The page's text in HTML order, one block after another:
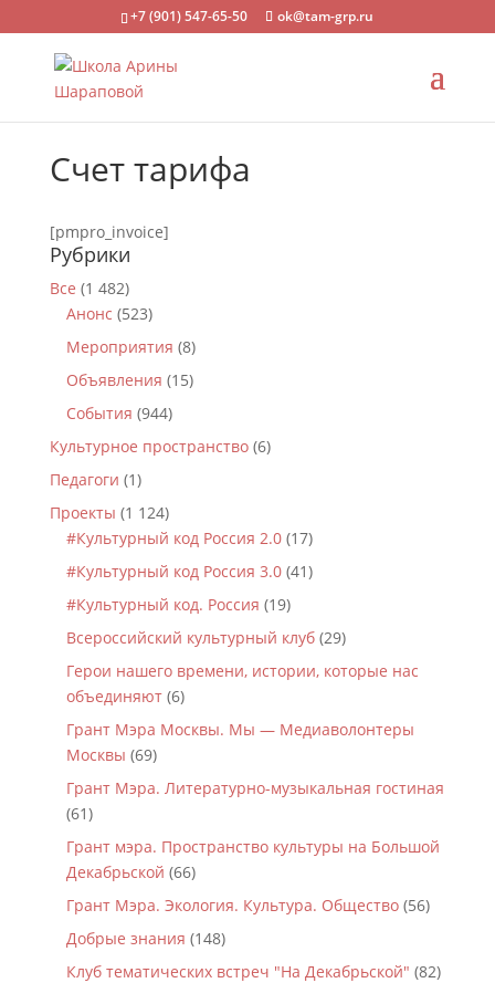
+7 (901) 547-65-50 ok@tam-grp.ru
Счет тарифа
[pmpro_invoice]
Рубрики
Все (1 482)
Анонс (523)
Мероприятия (8)
Объявления (15)
События (944)
Культурное пространство(6)
Педагоги (1)
Проекты (1 124)
#Культурный код Россия 2.0(17)
#Культурный код Россия 3.0(41)
#Культурный код. Россия (19)
Всероссийский культурный клуб(29)
Герои нашего времени, истории, которые нас
объединяют(6)
Грант Мэра Москвы. Мы — Медиаволонтеры
Москвы (69)
Грант Мэра. Литературно-музыкальная гостиная
(61)
Грант мэра. Пространство культуры на Большой
Декабрьской (66)
Грант Мэра. Экология. Культура. Общество(56)
Добрые знания (148)
Клуб тематических встреч "На Декабрьской" (82)